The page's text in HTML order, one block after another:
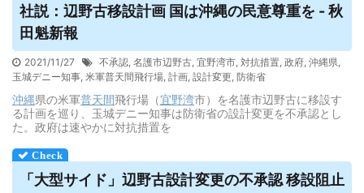
社説：辺野古移設計画 国は沖縄の民意尊重を - 秋
田魁新報
2021/11/27 不承認, 名護市辺野古, 宜野湾市, 対抗措置, 政府, 沖縄県,
玉城デニー知事, 米軍普天間飛行場, 計画, 設計変更, 防衛省
沖縄県の米軍普天間飛行場（宜野湾市）を名護市辺野古に移設す
る計画を巡り、玉城デニー知事は防衛省の設計変更を不承認とし
た。政府は速やかに対抗措置を
「大型サイド」辺野古設計変更の不承認 移設阻止